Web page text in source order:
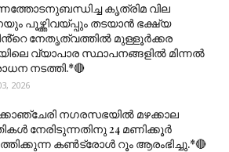
കൃത്രിമ വില
പൂഴ്ത്തിവയ്പ്പും തടയാൻ ഭക്ഷ്യ
നേതൃത്വത്തിൽ മുള്ളൂർക്കര
വ്യാപാര സ്ഥാപനങ്ങളിൽ മിന്നൽ
നടത്തി.*🔴
2026
നഗരസഭയിൽ മഴക്കാല
നേരിടുന്നതിനു 24 മണിക്കൂർ
കൺട്രോൾ റൂം ആരംഭിച്ചു.*🔴